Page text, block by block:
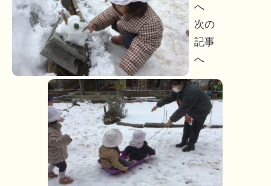
ナ
ゲ
へ
次の
記事
へ